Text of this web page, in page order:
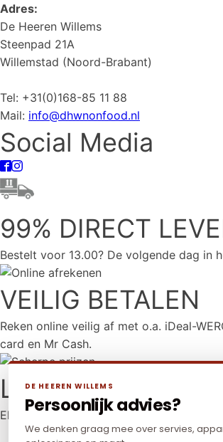
Adres:
De Heeren Willems
Steenpad 21A
Willemstad (Noord-Brabant)
Tel: +31(0)168-85 11 88
Mail: info@dhwnonfood.nl
Social Media
99% DIRECT
Bestelt voor 13.00? De volgende dag in
VEILIG BETALEN
Reken online veilig af met o.a. iDeal-
card en Mr Cash.
LAAGSTE PRIJS
Elders goedkoper? Neem dan contact
DE HEEREN WILLEMS
Persoonlijk advies?
We denken graag mee over servies,